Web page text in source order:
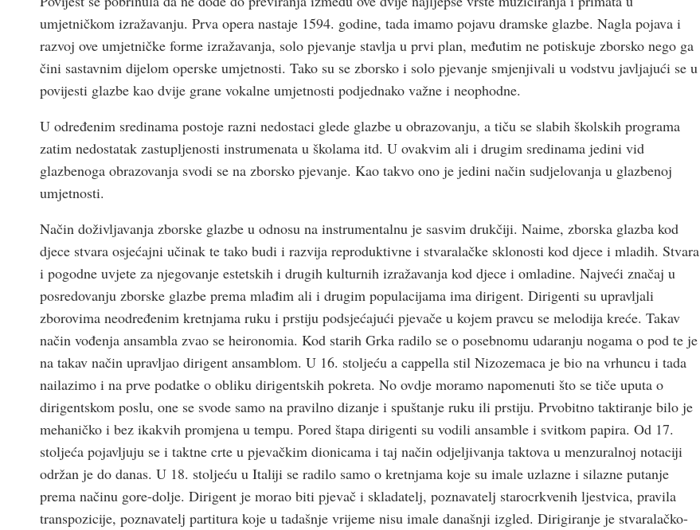
umjetničkom izražavanju. Prva opera nastaje 1594. godine, tada imamo pojavu dramske glazbe. Nagla pojava i
razvoj ove umjetničke forme izražavanja, solo pjevanje stavlja u prvi plan, međutim ne potiskuje zborsko nego ga
čini sastavnim dijelom operske umjetnosti. Tako su se zborsko i solo pjevanje smjenjivali u vodstvu javljajući se u
povijesti glazbe kao dvije grane vokalne umjetnosti podjednako važne i neophodne.
U određenim sredinama postoje razni nedostaci glede glazbe u obrazovanju, a tiču se slabih školskih programa
zatim nedostatak zastupljenosti instrumenata u školama itd. U ovakvim ali i drugim sredinama jedini vid
glazbenoga obrazovanja svodi se na zborsko pjevanje. Kao takvo ono je jedini način sudjelovanja u glazbenoj
umjetnosti.
Način doživljavanja zborske glazbe u odnosu na instrumentalnu je sasvim drukčiji. Naime, zborska glazba kod
djece stvara osjećajni učinak te tako budi i razvija reproduktivne i stvaralačke sklonosti kod djece i mladih. Stvara
i pogodne uvjete za njegovanje estetskih i drugih kulturnih izražavanja kod djece i omladine. Najveći značaj u
posredovanju zborske glazbe prema mlađim ali i drugim populacijama ima dirigent. Dirigenti su upravljali
zborovima neodređenim kretnjama ruku i prstiju podsjećajući pjevače u kojem pravcu se melodija kreće. Takav
način vođenja ansambla zvao se heironomia. Kod starih Grka radilo se o posebnomu udaranju nogama o pod te je
na takav način upravljao dirigent ansamblom. U 16. stoljeću a cappella stil Nizozemaca je bio na vrhuncu i tada
nailazimo i na prve podatke o obliku dirigentskih pokreta. No ovdje moramo napomenuti što se tiče uputa o
dirigentskom poslu, one se svode samo na pravilno dizanje i spuštanje ruku ili prstiju. Prvobitno taktiranje bilo je
mehaničko i bez ikakvih promjena u tempu. Pored štapa dirigenti su vodili ansamble i svitkom papira. Od 17.
stoljeća pojavljuju se i taktne crte u pjevačkim dionicama i taj način odjeljivanja taktova u menzuralnoj notaciji
održan je do danas. U 18. stoljeću u Italiji se radilo samo o kretnjama koje su imale uzlazne i silazne putanje
prema načinu gore-dolje. Dirigent je morao biti pjevač i skladatelj, poznavatelj starocrkvenih ljestvica, pravila
transpozicije, poznavatelj partitura koje u tadašnje vrijeme nisu imale današnji izgled. Dirigiranje je stvaralačko-